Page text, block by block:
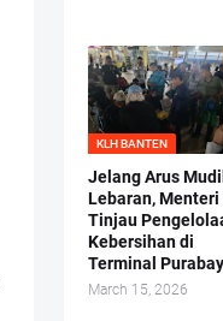
KLH BANTEN
Jelang Arus
Lebaran, Menteri
Tinjau
Kebersihan di
Terminal
March 15, 2026